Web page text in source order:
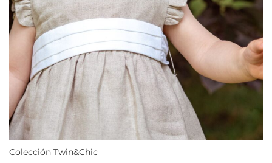
Colección Twin&Chic